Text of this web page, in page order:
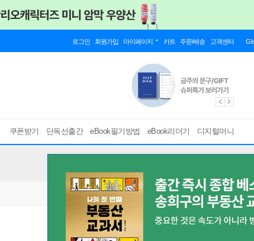
로그인 회원가입 마이페이지 카트 주문/배송 고객센터
쿠폰받기 단독선출간 eBook필기방법 eBook리더기 디지털머니